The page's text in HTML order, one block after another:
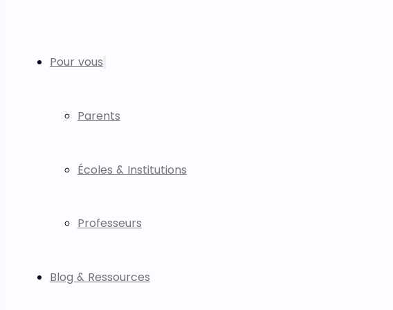
Pour vous
Parents
Écoles & Institutions
Professeurs
Blog & Ressources